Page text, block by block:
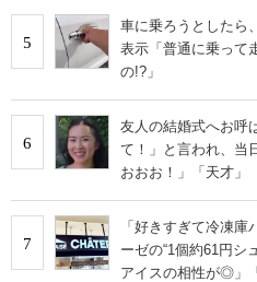
5
車に乗ろうとした
表示「普通に乗って
の!?」
6
友人の結婚式へお呼
て！」と言われ、
おおお！」「天才」
7
「好きすぎて冷凍
ーゼの“1個約61円
アイスの相性が◎」